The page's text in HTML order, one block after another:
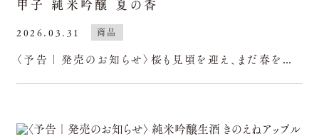
商品
甲子 純米吟醸 夏の香
2026.03.31
〈予告｜発売のお知らせ〉桜も見頃を迎え、まだ春を感じる時節ですが、４月１日(水)より、限定酒「甲子純米吟醸夏の香」の出荷を開始いたします。フルーティーで華やかな香りと上品でふくよかな旨味。しっかり